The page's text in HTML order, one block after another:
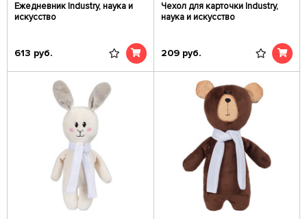
Ежедневник Industry, наука и
искусство
613 руб.
Чехол для карточки Industry,
наука и искусство
209 руб.